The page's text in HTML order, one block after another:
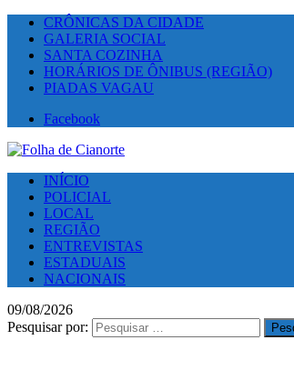
CRÔNICAS DA CIDADE
GALERIA SOCIAL
SANTA COZINHA
HORÁRIOS DE ÔNIBUS (REGIÃO)
PIADAS VAGAU
Facebook
INÍCIO
POLICIAL
LOCAL
REGIÃO
ENTREVISTAS
ESTADUAIS
NACIONAIS
09/08/2026
Pesquisar por: